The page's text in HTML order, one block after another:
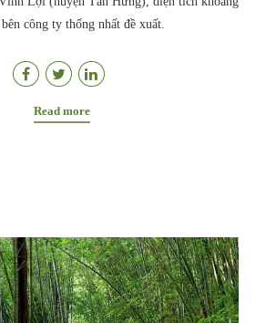
công ty thống nhất đề xuất.
Read more